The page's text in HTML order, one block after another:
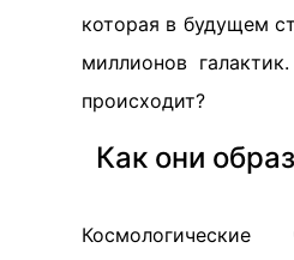
которая в будущем
миллионов
происходит?
Как они